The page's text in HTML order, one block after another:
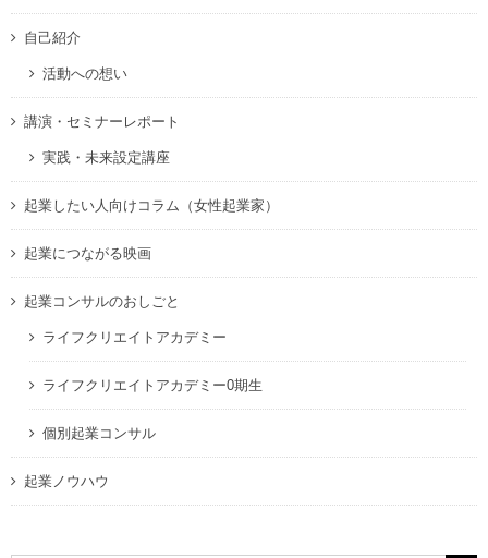
自己紹介
活動への想い
講演・セミナーレポート
実践・未来設定講座
起業したい人向けコラム（女性起業家）
起業につながる映画
起業コンサルのおしごと
ライフクリエイトアカデミー
ライフクリエイトアカデミー0期生
個別起業コンサル
起業ノウハウ